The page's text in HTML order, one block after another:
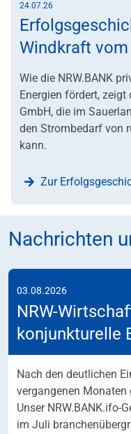
24.07.26
Windkraft
Wie die NRW.BANK
Energien fördert,
GmbH, die im
den Strombedarf von
kann.
Zur
Nachrichten
03.08.2026
NRW-
konjunkturelle
Nach den deutlichen
vergangenen Monaten
Unser NRW.BANK.ifo-
im Juli